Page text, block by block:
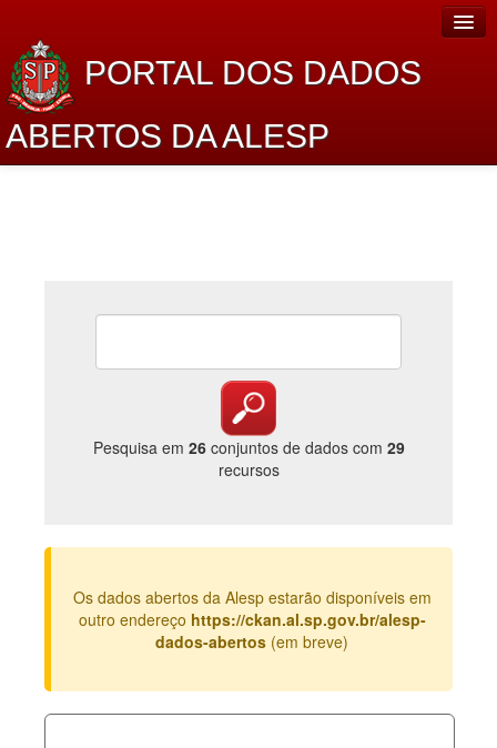
PORTAL DOS DADOS
ABERTOS DA ALESP
Lei de Acesso à Informação
Catálogo de dados
Legislação
Perguntas frequentes
Pesquisa em 26conjuntos de dados com 29
recursos
Os dados abertos da Alesp estarão disponíveis em
outro endereço https://ckan.al.sp.gov.br/alesp-
dados-abertos (em breve)